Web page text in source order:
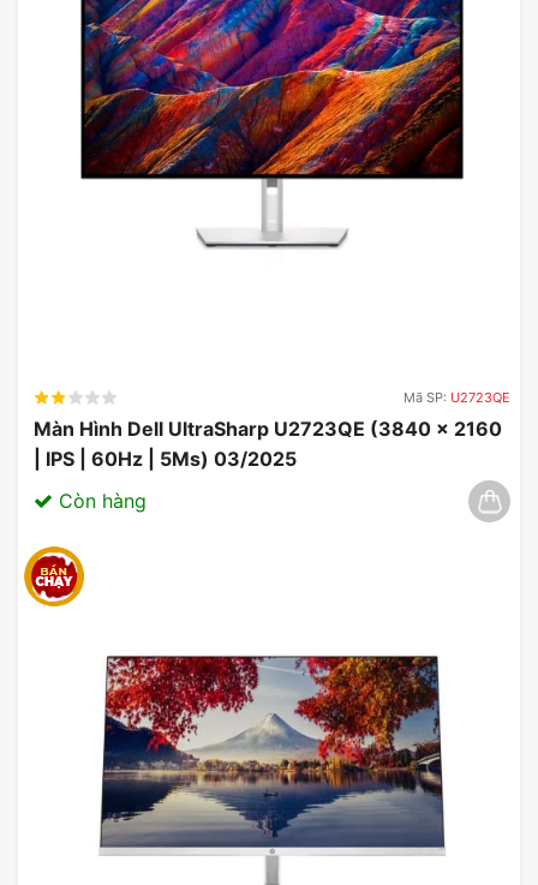
Việc sử dụng màn hình LG 24MR400-
B.ATVQ mang lại nhiều lợi ích cho người
dùng, bao gồm:
Trải nghiệm hình ảnh sắc nét và sống động.
Khả năng xử lý hình ảnh mượt mà và không
giật hình.
Ưu Đãi Màn Hình LG
Màn hình cong LG UltraGear 34GP83A-B
Mã SP: U2723QE
Màn Hình Dell UltraSharp U2723QE (3840 x 2160
| IPS | 60Hz | 5Ms) 03/2025
Còn hàng